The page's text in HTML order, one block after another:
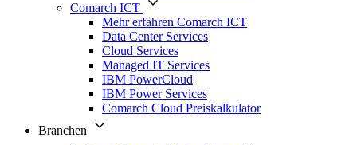
Comarch ICT
Mehr erfahren Comarch ICT
Data Center Services
Cloud Services
Managed IT Services
IBM PowerCloud
IBM Power Services
Comarch Cloud Preiskalkulator
Branchen